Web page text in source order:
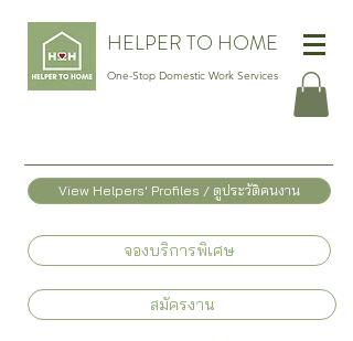
HELPER TO HOME
One-Stop Domestic Work Services
View Helpers' Profiles / ดูประวัติคนงาน
จองบริการพิเศษ
สมัครงาน